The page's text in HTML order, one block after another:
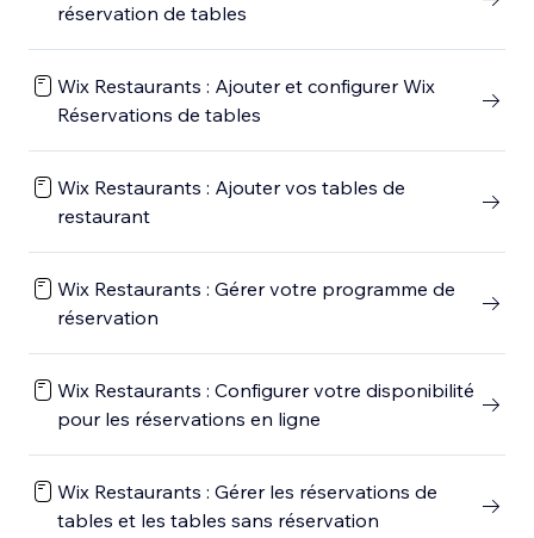
réservation de tables
Wix Restaurants : Ajouter et configurer Wix
Réservations de tables
Wix Restaurants : Ajouter vos tables de
restaurant
Wix Restaurants : Gérer votre programme de
réservation
Wix Restaurants : Configurer votre disponibilité
pour les réservations en ligne
Wix Restaurants : Gérer les réservations de
tables et les tables sans réservation